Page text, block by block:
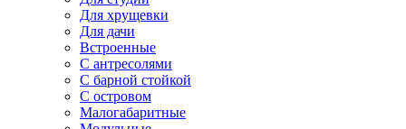
Для хрущевки
Для дачи
Встроенные
С антресолями
С барной стойкой
С островом
Малогабаритные